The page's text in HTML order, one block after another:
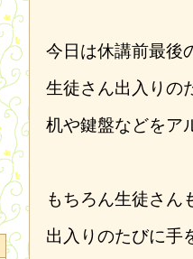
今日は休講前最後
生徒さん出入りの
机や鍵盤などをア
もちろん生徒さん
出入りのたびに手